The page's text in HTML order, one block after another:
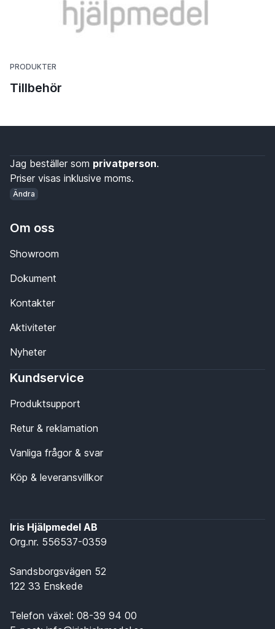
PRODUKTER
Tillbehör
Jag beställer som privatperson.
Priser visas inklusive moms.
Ändra
Om oss
Showroom
Dokument
Kontakter
Aktiviteter
Nyheter
Kundservice
Produktsupport
Retur & reklamation
Vanliga frågor & svar
Köp & leveransvillkor
Iris Hjälpmedel AB
Org.nr. 556537-0359
Sandsborgsvägen 52
122 33 Enskede
Telefon växel: 08-39 94 00